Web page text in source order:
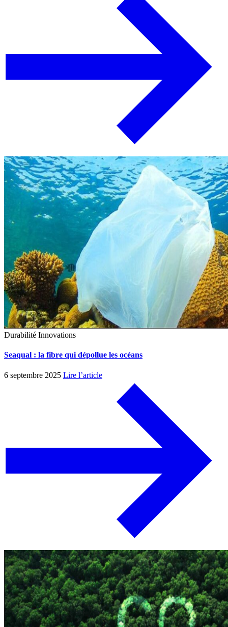
Durabilité Innovations
Seaqual : la fibre qui dépollue les océans
6 septembre 2025 Lire l’article